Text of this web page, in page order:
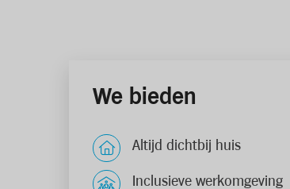
We bieden
Altijd dichtbij huis
Inclusieve werkomgeving